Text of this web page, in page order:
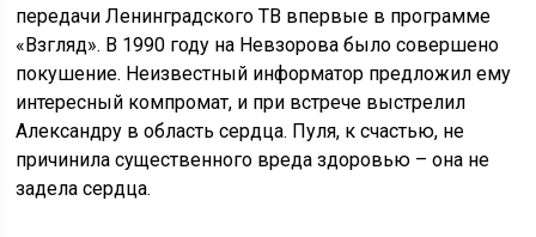
передачи Ленинградского ТВ впервые в программе
«Взгляд». В 1990 году на Невзорова было совершено
покушение. Неизвестный информатор предложил ему
интересный компромат, и при встрече выстрелил
Александру в область сердца. Пуля, к счастью, не
причинила существенного вреда здоровью – она не
задела сердца.